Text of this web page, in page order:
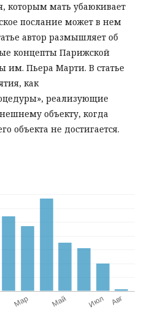
которым мать убаюкивает
послание может в нем
автор размышляет об
концепты Парижской
им. Пьера Марти. В статье
как
реализующие
объекту, когда
объекта не достигается.